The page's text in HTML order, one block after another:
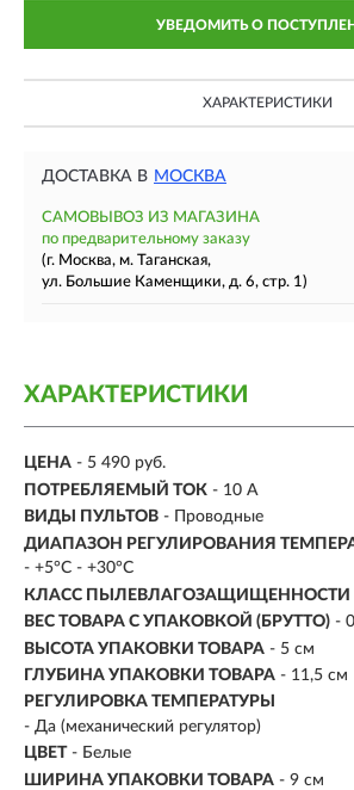
УВЕДОМИТЬ О
ХАРАКТЕРИСТИКИ
ДОСТАВКА В МОСКВА
САМОВЫВОЗ ИЗ МАГАЗИНА
по предварительному заказу
(г. Москва, м. Таганская,
ул. Большие Каменщики, д. 6, стр. 1)
ХАРАКТЕРИСТИКИ
ЦЕНА - 5 490 руб.
ПОТРЕБЛЯЕМЫЙ ТОК - 10 А
ВИДЫ ПУЛЬТОВ - Проводные
ДИАПАЗОН РЕГУЛИРОВАНИЯ
- +5°C - +30°C
КЛАСС ПЫЛЕВЛАГОЗАЩИЩЕННОСТИ
ВЕС ТОВАРА С УПАКОВКОЙ (БРУТТО) -
ВЫСОТА УПАКОВКИ ТОВАРА - 5 см
ГЛУБИНА УПАКОВКИ ТОВАРА - 11,5 см
РЕГУЛИРОВКА ТЕМПЕРАТУРЫ
- Да (механический регулятор)
ЦВЕТ - Белые
ШИРИНА УПАКОВКИ ТОВАРА - 9 см